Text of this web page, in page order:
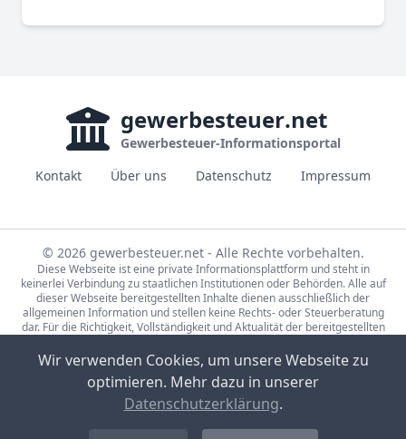
gewerbesteuer.net
Gewerbesteuer-Informationsportal
Kontakt
Über uns Datenschutz Impressum
© 2026 gewerbesteuer.net - Alle Rechte vorbehalten.
Diese Webseite ist eine private Informationsplattform und steht in
keinerlei Verbindung zu staatlichen Institutionen oder Behörden. Alle auf
dieser Webseite bereitgestellten Inhalte dienen ausschließlich der
allgemeinen Information und stellen keine Rechts- oder Steuerberatung
dar. Für die Richtigkeit, Vollständigkeit und Aktualität der bereitgestellten
steuerlichen Fragen wenden Sie sich bitte an einen qualifizierten
Fachberater.
Die Steuerdaten auf gewerbesteuer.net basieren auf den Erhebungen der
Statistische Ämter des Bundes und der Länder (Lizenz:
Datensätze: 71231-01-02-5, 71231-01-03-5) sowie Eigenrecherche.
Bild-Quellen Sponsored-Links: CC0, Partner-Unternehmen, Pexels Lizenz,
Wir verwenden Cookies, um unsere Webseite zu
optimieren. Mehr dazu in unserer
Datenschutzerklärung.